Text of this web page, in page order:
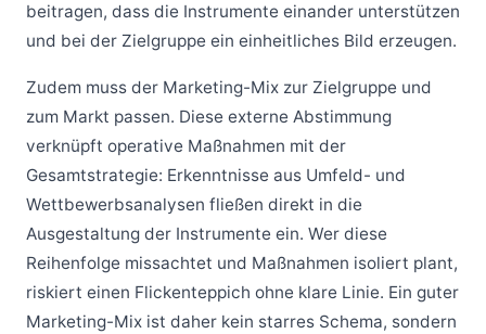
beitragen, dass die Instrumente einander unterstützen
und bei der Zielgruppe ein einheitliches Bild erzeugen.
Zudem muss der Marketing-Mix zur Zielgruppe und
zum Markt passen. Diese externe Abstimmung
verknüpft operative Maßnahmen mit der
Gesamtstrategie: Erkenntnisse aus Umfeld- und
Wettbewerbsanalysen fließen direkt in die
Ausgestaltung der Instrumente ein. Wer diese
Reihenfolge missachtet und Maßnahmen isoliert plant,
riskiert einen Flickenteppich ohne klare Linie. Ein guter
Marketing-Mix ist daher kein starres Schema, sondern